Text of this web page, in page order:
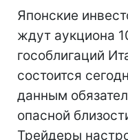
Японские
ждут аукциона
гособлигаций
состоится
данным
опасной
Трейдеры